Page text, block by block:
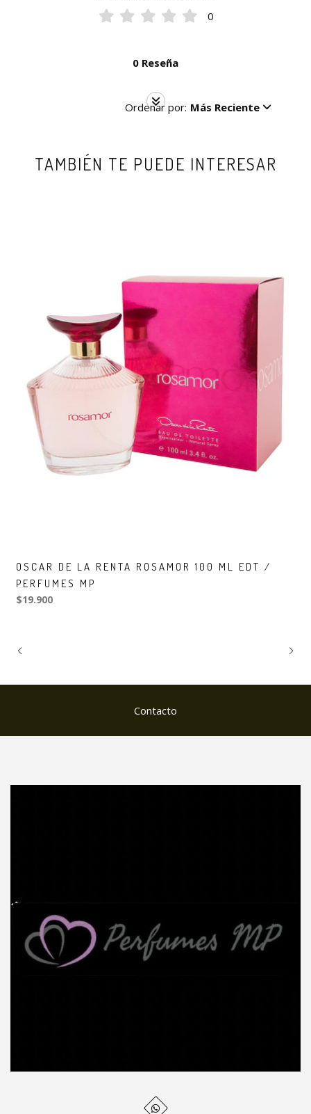
0
0 Reseña
Ordenar por: Más Reciente
TAMBIÉN TE PUEDE INTERESAR
OSCAR DE LA RENTA ROSAMOR 100 ML EDT /
PERFUMES MP
$19.900
Contacto